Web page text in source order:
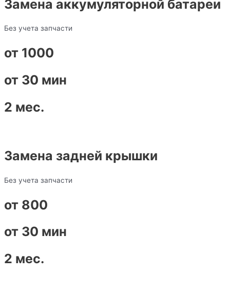
Замена аккумуляторной батареи
Без учета запчасти
от 1000
от 30 мин
2 мес.
Замена задней крышки
Без учета запчасти
от 800
от 30 мин
2 мес.